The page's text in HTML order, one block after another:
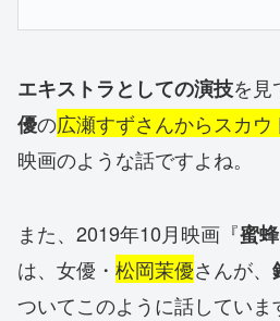
エキストラとしての演技を見
優の広瀬すずさんからスカウ
映画のような話ですよね。
また、2019年10月映画『蜜
は、女優・ 松岡茉優さんが、
ついてこのように話していま